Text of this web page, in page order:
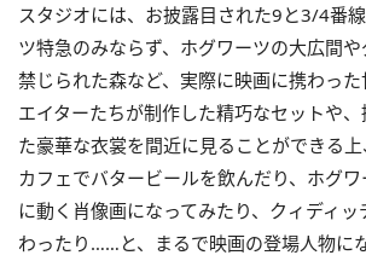
スタジオには、お披露目された9と3/4番
ツ特急のみならず、ホグワーツの大広間や
禁じられた森など、実際に映画に携わっ
エイターたちが制作した精巧なセットや
た豪華な衣裳を間近に見ることができる上
カフェでバタービールを飲んだり、ホグ
に動く肖像画になってみたり、クィディ
わったり……と、まるで映画の登場人物に